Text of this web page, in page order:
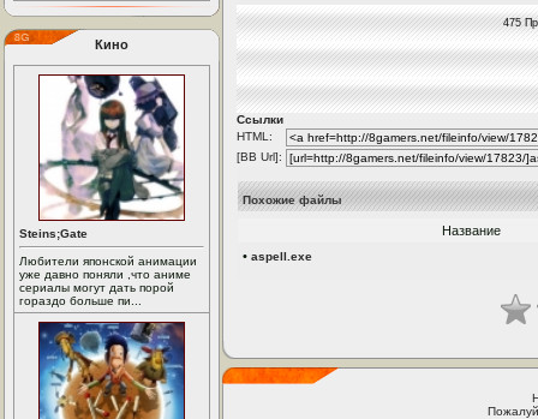
Кино
Steins;Gate
Любители японской анимации
уже давно поняли ,что аниме
сериалы могут дать порой
гораздо больше пи...
475
Ссылки
HTML:
[BB Url]:
Похожие файлы
Название
• aspell.exe